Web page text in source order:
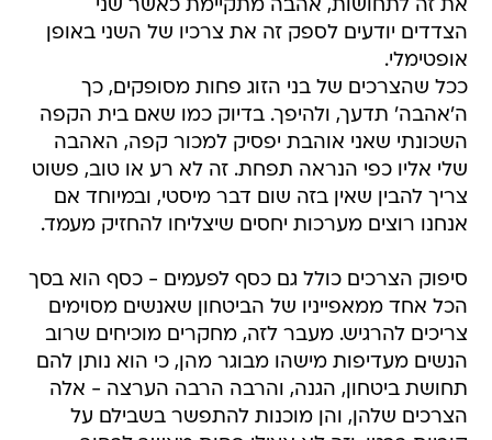
את זה לתחושות, אהבה מתקיימת כאשר שני
הצדדים יודעים לספק זה את צרכיו של השני באופן
אופטימלי.
ככל שהצרכים של בני הזוג פחות מסופקים, כך
ה'אהבה' תדעך, ולהיפך. בדיוק כמו שאם בית הקפה
השכונתי שאני אוהבת יפסיק למכור קפה, האהבה
שלי אליו כפי הנראה תפחת. זה לא רע או טוב, פשוט
צריך להבין שאין בזה שום דבר מיסטי, ובמיוחד אם
אנחנו רוצים מערכות יחסים שיצליחו להחזיק מעמד.
סיפוק הצרכים כולל גם כסף לפעמים - כסף הוא בסך
הכל אחד ממאפייניו של הביטחון שאנשים מסוימים
צריכים להרגיש. מעבר לזה, מחקרים מוכיחים שרוב
הנשים מעדיפות מישהו מבוגר מהן, כי הוא נותן להם
תחושת ביטחון, הגנה, והרבה הרבה הערצה - אלה
הצרכים שלהן, והן מוכנות להתפשר בשבילם על